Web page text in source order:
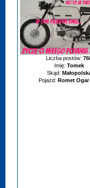
Liczba postów:
Imię: Tomek
Skąd:
Pojazd: Romet Ogar